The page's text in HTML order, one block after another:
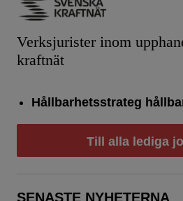
Verksjurister inom
kraftnät
Hållbarhetsstrateg
Till alla lediga
SENASTE NYHETERNA